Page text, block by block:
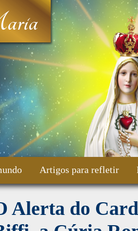
Artigos para refletir
Alerta do